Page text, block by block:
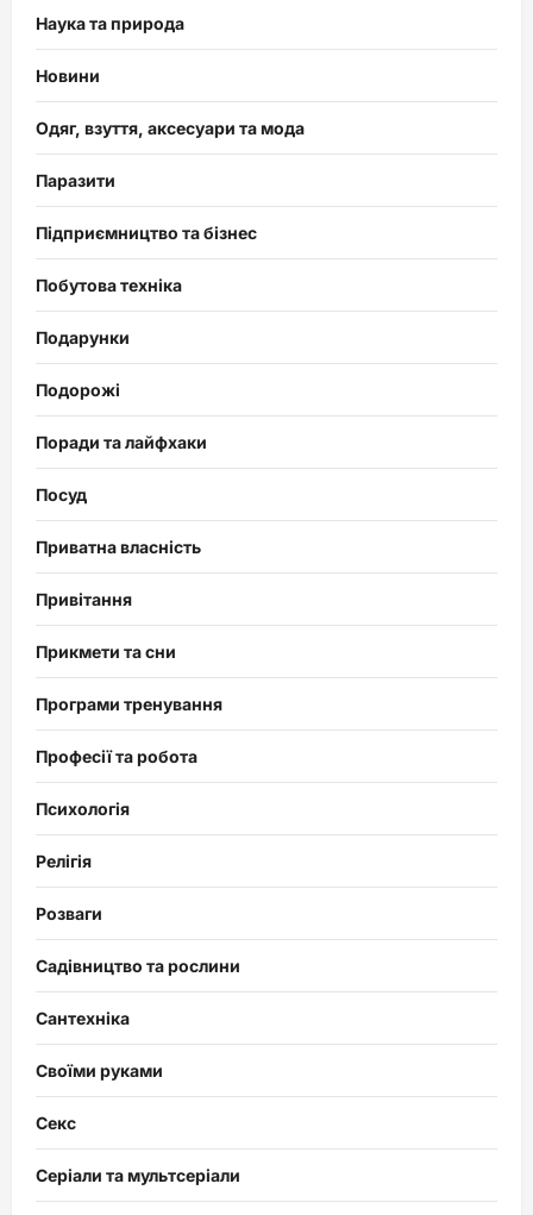
Наука та природа
Новини
Одяг, взуття, аксесуари та мода
Паразити
Підприємництво та бізнес
Побутова техніка
Подарунки
Подорожі
Поради та лайфхаки
Посуд
Приватна власність
Привітання
Прикмети та сни
Програми тренування
Професії та робота
Психологія
Релігія
Розваги
Садівництво та рослини
Сантехніка
Своїми руками
Секс
Серіали та мультсеріали